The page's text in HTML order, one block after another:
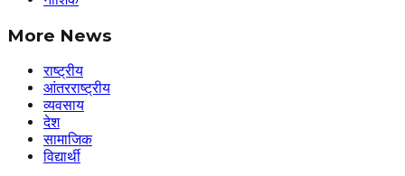
More News
राष्ट्रीय
आंतरराष्ट्रीय
व्यवसाय
देश
सामाजिक
विद्यार्थी